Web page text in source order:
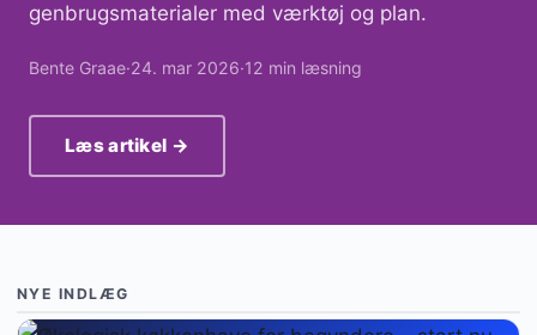
genbrugsmaterialer med værktøj og plan.
Bente Graae·24. mar 2026·12 min læsning
Læs artikel →
NYE INDLÆG